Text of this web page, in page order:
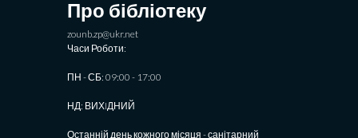
Про бібліотеку
zounb.zp@ukr.net
Часи Роботи:
ПН - СБ: 09:00 - 17:00
НД: ВИХIДНИЙ
Останній день кожного місяця - санітарний